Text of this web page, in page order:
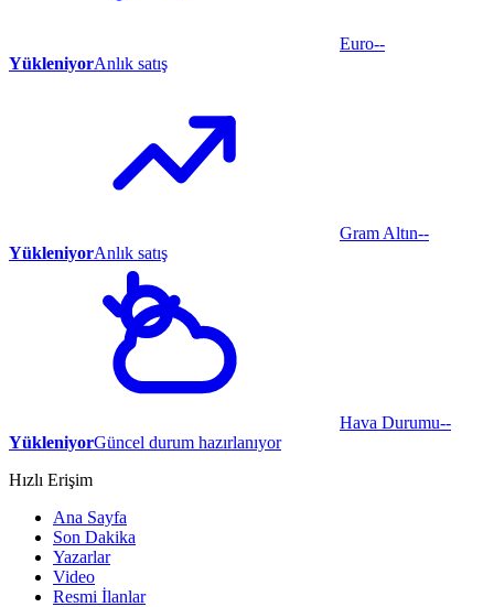
Euro--
YükleniyorAnlık satış
Gram Altın--
YükleniyorAnlık satış
Hava Durumu--
YükleniyorGüncel durum hazırlanıyor
Hızlı Erişim
Ana Sayfa
Son Dakika
Yazarlar
Video
Resmi İlanlar